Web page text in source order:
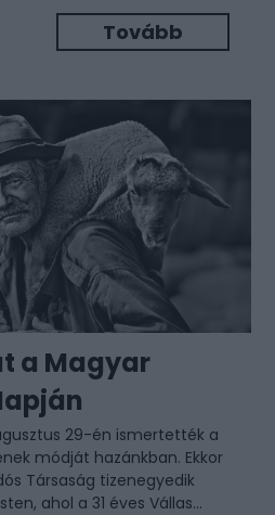
Tovább
a Magyar
29-én ismertették a
módját hazánkban. Ekkor
Társaság tizenegyedik
ahol a 31 éves Vállas...